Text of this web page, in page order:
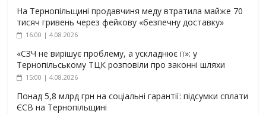
На Тернопільщині продавчиня меду втратила майже 70
тисяч гривень через фейкову «безпечну доставку»
16:00 | 4.08.2026
«СЗЧ не вирішує проблему, а ускладнює її»: у
Тернопільському ТЦК розповіли про законні шляхи
15:00 | 4.08.2026
Понад 5,8 млрд грн на соціальні гарантії: підсумки сплати
ЄСВ на Тернопільщині